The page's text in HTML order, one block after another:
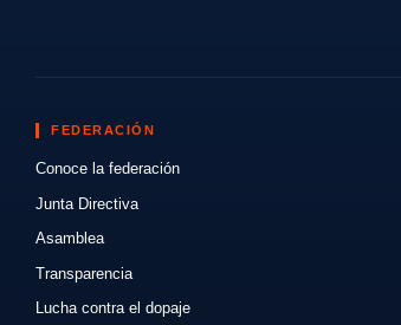
FEDERACIÓN
Conoce la federación
Junta Directiva
Asamblea
Transparencia
Lucha contra el dopaje